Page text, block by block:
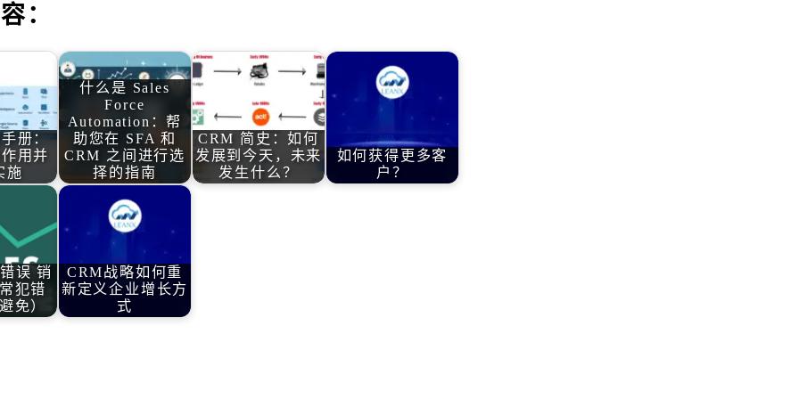
：
册：
用并
施
什么是 Sales
Force
Automation：帮
助您在 SFA 和
CRM 之间进行选
择的指南
CRM 简史：如何
发展到今天，未来
发生什么？
如何获得更多客
户？
误 销
犯错
免）
CRM战略如何重
新定义企业增长方
式